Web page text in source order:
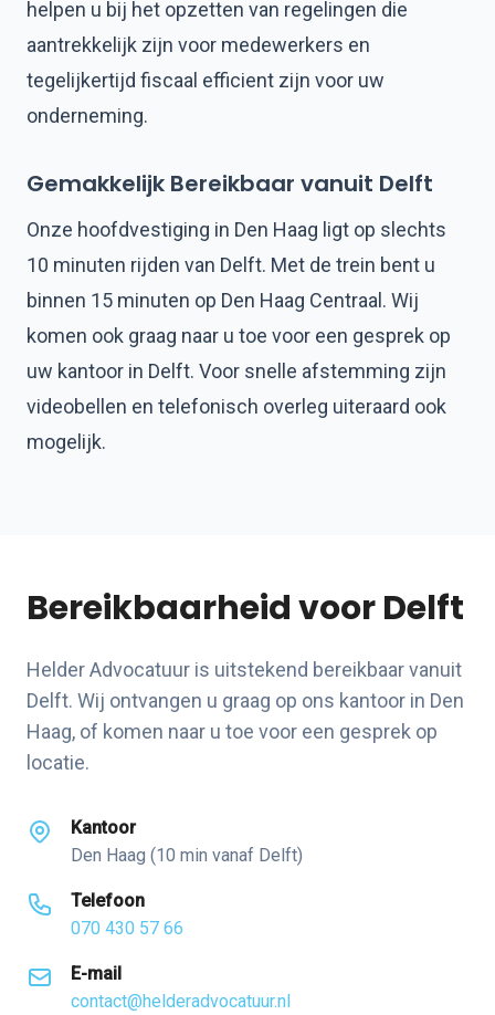
helpen u bij het opzetten van regelingen die
aantrekkelijk zijn voor medewerkers en
tegelijkertijd fiscaal efficient zijn voor uw
onderneming.
Gemakkelijk Bereikbaar vanuit Delft
Onze hoofdvestiging in Den Haag ligt op slechts
10 minuten rijden van Delft. Met de trein bent u
binnen 15 minuten op Den Haag Centraal. Wij
komen ook graag naar u toe voor een gesprek op
uw kantoor in Delft. Voor snelle afstemming zijn
videobellen en telefonisch overleg uiteraard ook
mogelijk.
Bereikbaarheid voor Delft
Helder Advocatuur is uitstekend bereikbaar vanuit
Delft. Wij ontvangen u graag op ons kantoor in Den
Haag, of komen naar u toe voor een gesprek op
locatie.
Kantoor
Den Haag (10 min vanaf Delft)
Telefoon
070 430 57 66
E-mail
contact@helderadvocatuur.nl